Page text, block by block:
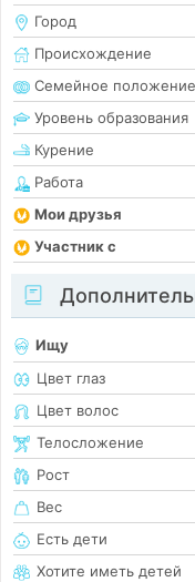
Город
Происхождение
Семейное положение
Уровень образования
Курение
Работа
Мои друзья
Участник с
Ищу
Цвет глаз
Цвет волос
Телосложение
Рост
Вес
Есть дети
Хотите иметь детей